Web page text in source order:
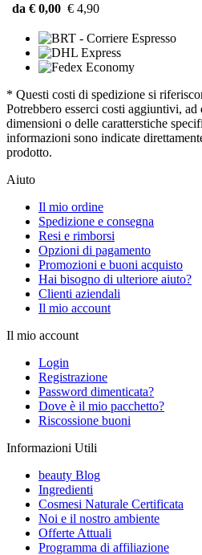
da € 0,00 € 4,90
* Questi costi di spedizione si
Potrebbero esserci costi aggiuntivi, ad
dimensioni o delle caratterstiche
informazioni sono indicate
prodotto.
Aiuto
Il mio ordine
Spedizione e consegna
Resi e rimborsi
Opzioni di pagamento
Promozioni e buoni acquisto
Hai bisogno di ulteriore aiuto?
Clienti aziendali
Il mio account
Il mio account
Login
Registrazione
Password dimenticata?
Dove è il mio pacchetto?
Riscossione buoni
Informazioni Utili
beauty Blog
Ingredienti
Cosmesi Naturale Certificata
Noi e il nostro ambiente
Offerte Attuali
Programma di affiliazione